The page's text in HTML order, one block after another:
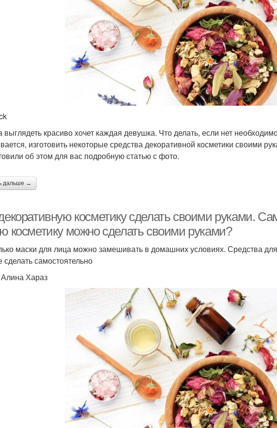
выглядеть красиво хочет каждая девушка. Что делать, если нет
изготовить некоторые средства декоративной косметики своими
об этом для вас подробную статью с фото.
дальше →
косметику сделать своими руками.
косметику можно сделать своими руками?
маски для лица можно замешивать в домашних условиях. Средства
сделать самостоятельно
Алина Хараз